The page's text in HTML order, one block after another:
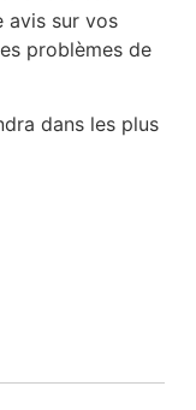
avis sur vos
problèmes de
dans les plus